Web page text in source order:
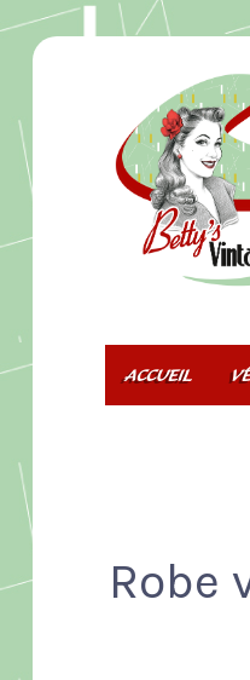
ACCUEIL
Robe